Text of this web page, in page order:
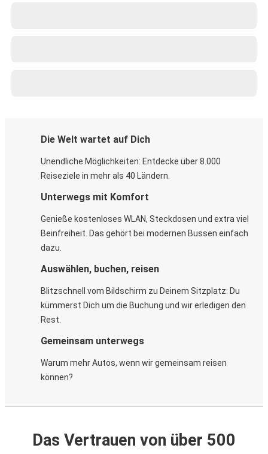
Die Welt wartet auf Dich
Unendliche Möglichkeiten: Entdecke über 8.000
Reiseziele in mehr als 40 Ländern.
Unterwegs mit Komfort
Genieße kostenloses WLAN, Steckdosen und extra viel
Beinfreiheit. Das gehört bei modernen Bussen einfach
dazu.
Auswählen, buchen, reisen
Blitzschnell vom Bildschirm zu Deinem Sitzplatz: Du
kümmerst Dich um die Buchung und wir erledigen den
Rest.
Gemeinsam unterwegs
Warum mehr Autos, wenn wir gemeinsam reisen
können?
Das Vertrauen von über 500